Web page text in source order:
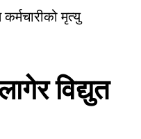
मृत्यु
विद्युत